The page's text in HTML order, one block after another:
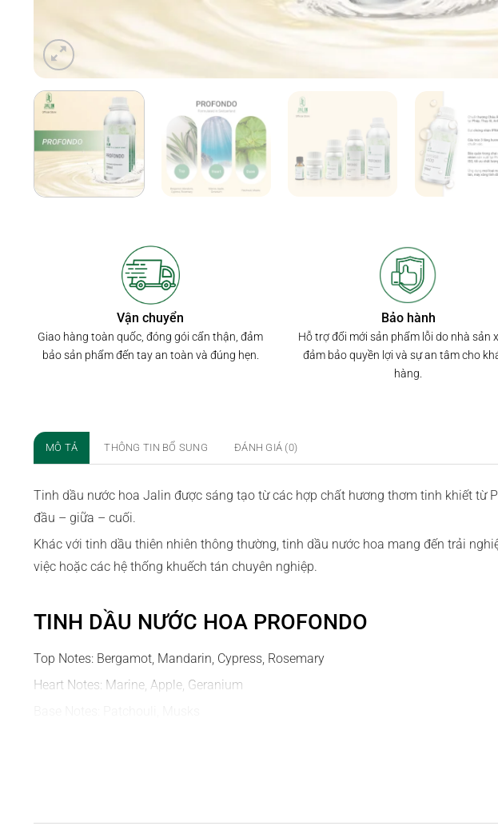
Vận chuyển
Giao hàng toàn quốc, đóng gói cẩn thận, đảm
bảo sản phẩm đến tay an toàn và đúng hẹn.
Bảo hành
Hỗ trợ đổi mới sản phẩm lỗi do nhà sản
đảm bảo quyền lợi và sự an tâm cho
hàng.
MÔ TẢ THÔNG TIN BỔ SUNG ĐÁNH GIÁ (0)
Tinh dầu nước hoa Jalin được sáng tạo từ các hợp chất hương thơm tinh khiết từ
đầu – giữa – cuối.
Khác với tinh dầu thiên nhiên thông thường, tinh dầu nước hoa mang đến trải
việc hoặc các hệ thống khuếch tán chuyên nghiệp.
TINH DẦU NƯỚC HOA PROFONDO
Top Notes: Bergamot, Mandarin, Cypress, Rosemary
Heart Notes: Marine, Apple, Geranium
Profondo là một bản giao hưởng tinh tế, đầy nam tính và tươi mát, mở ra với